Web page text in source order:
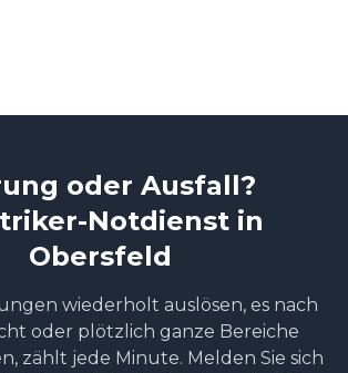
oder Ausfall?
Notdienst in
Obersfeld
wiederholt auslösen, es nach
oder plötzlich ganze Bereiche
zählt jede Minute. Melden Sie sich